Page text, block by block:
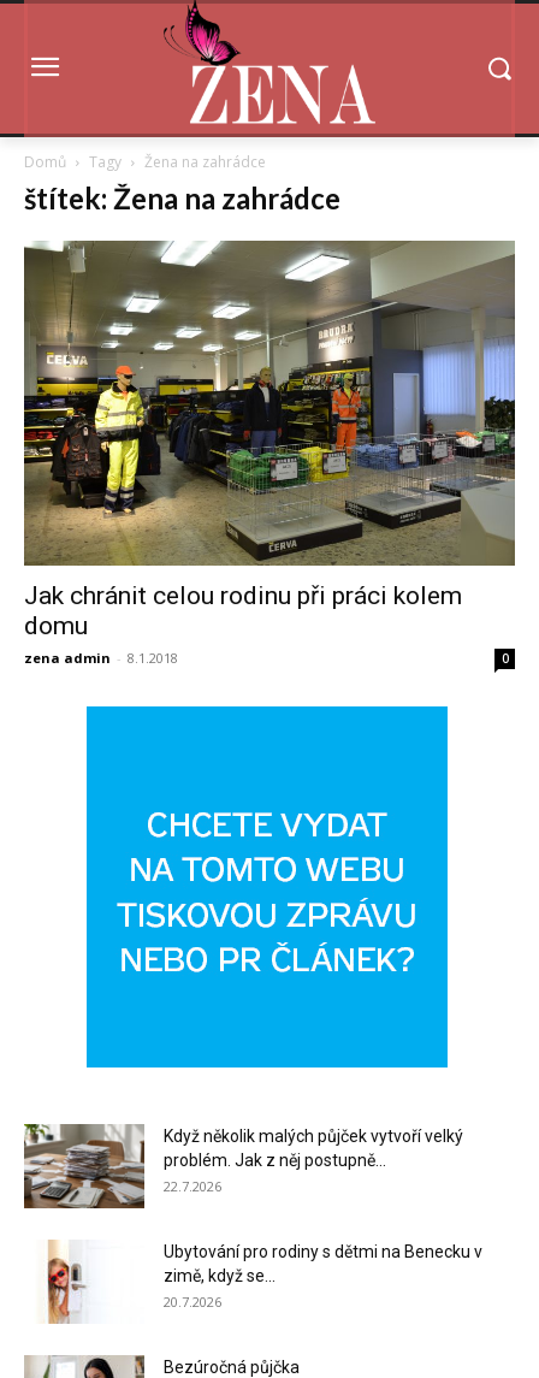
Domů Tagy Žena na zahrádce
štítek: Žena na zahrádce
Jak chránit celou rodinu při práci kolem
domu
zena admin - 8.1.2018 0
Když několik malých půjček vytvoří velký
problém. Jak z něj postupně...
22.7.2026
Ubytování pro rodiny s dětmi na Benecku v
zimě, když se...
20.7.2026
Bezúročná půjčka